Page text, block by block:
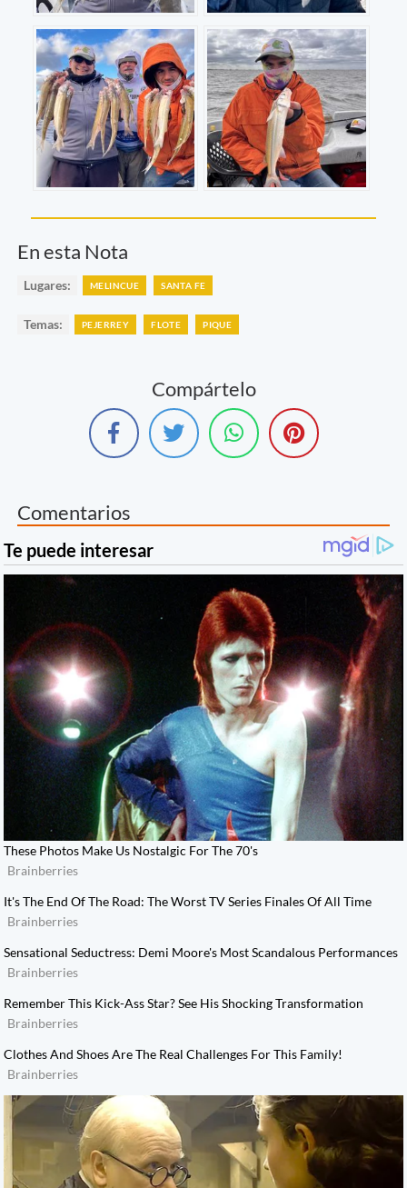
En esta Nota
Lugares: MELINCUE SANTA FE
Temas: PEJERREY FLOTE PIQUE
Compártelo
Comentarios